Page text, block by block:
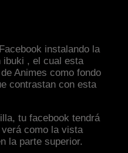
instalando la
ibuki , el cual esta
Animes como fondo
contrastan con esta
tu facebook tendrá
como la vista
la parte superior.